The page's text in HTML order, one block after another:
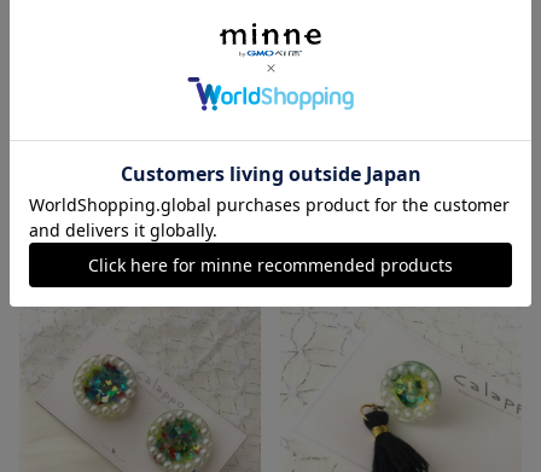
iris様専用ページ【オーダー絵画】
21,500円
絵の具とキラキラピアス〔オレンジ×ライトグリーン〕